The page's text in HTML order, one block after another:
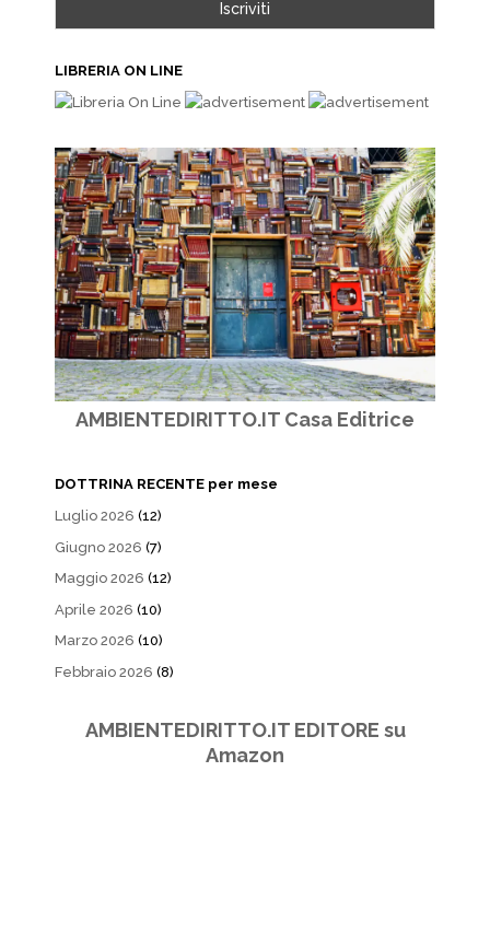
LIBRERIA ON LINE
AMBIENTEDIRITTO.IT Casa Editrice
DOTTRINA RECENTE per mese
Luglio 2026 (12)
Giugno 2026 (7)
Maggio 2026 (12)
Aprile 2026 (10)
Marzo 2026 (10)
Febbraio 2026 (8)
AMBIENTEDIRITTO.IT EDITORE su
Amazon